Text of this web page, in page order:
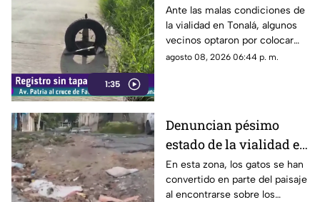
1:35
Patria
Ante las malas condiciones de
la vialidad en Tonalá, algunos
vecinos optaron por colocar
una llanta como señalamiento
agosto 08, 2026 06:44 p. m.
Denuncian pésimo
estado de la vialidad en
Privada Pedrera y
Barrancones
En esta zona, los gatos se han
convertido en parte del paisaje
al encontrarse sobre los